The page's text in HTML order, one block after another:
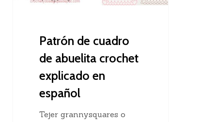
Patrón de cuadro
de abuelita crochet
explicado en
español
Tejer grannysquares o